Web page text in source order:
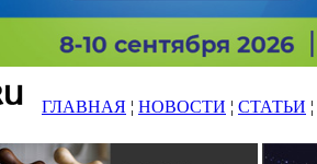
ГЛАВНАЯ ¦ НОВОСТИ ¦ СТАТЬИ ¦